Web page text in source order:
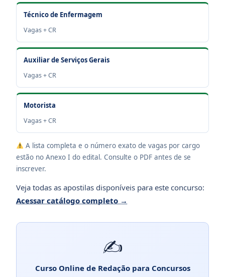
Técnico de Enfermagem
Vagas + CR
Auxiliar de Serviços Gerais
Vagas + CR
Motorista
Vagas + CR
A lista completa e o número exato de vagas por cargo
estão no Anexo I do edital. Consulte o PDF antes de se
inscrever.
Veja todas as apostilas disponíveis para este concurso:
Acessar catálogo completo →
✍️
Curso Online de Redação para Concursos